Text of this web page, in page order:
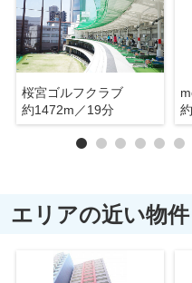
桜宮ゴルフクラブ
約1472m／19分
エリアの近い物件